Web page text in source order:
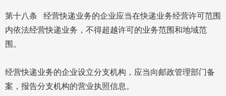
第十八条 经营快递业务的企业应当在快递业务经营许可范围
内依法经营快递业务，不得超越许可的业务范围和地域范
围。
经营快递业务的企业设立分支机构，应当向邮政管理部门备
案，报告分支机构的营业执照信息。